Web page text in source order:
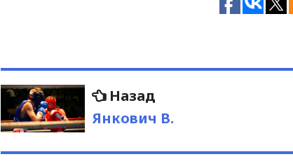
Навигация
по
Назад
запись:
Янкович В.